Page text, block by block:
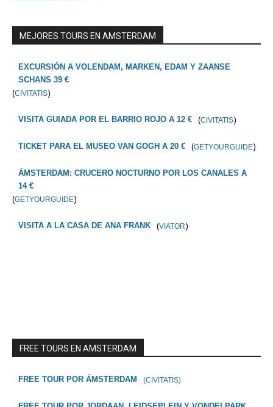
MEJORES TOURS EN AMSTERDAM
EXCURSIÓN A VOLENDAM, MARKEN, EDAM Y ZAANSE
SCHANS 39 €
(CIVITATIS)
VISITA GUIADA POR EL BARRIO ROJO A 12 € (CIVITATIS)
TICKET PARA EL MUSEO VAN GOGH A 20 € (GETYOURGUIDE)
ÁMSTERDAM: CRUCERO NOCTURNO POR LOS CANALES A
14 €
(GETYOURGUIDE)
VISITA A LA CASA DE ANA FRANK (VIATOR)
FREE TOURS EN AMSTERDAM
FREE TOUR POR ÁMSTERDAM (CIVITATIS)